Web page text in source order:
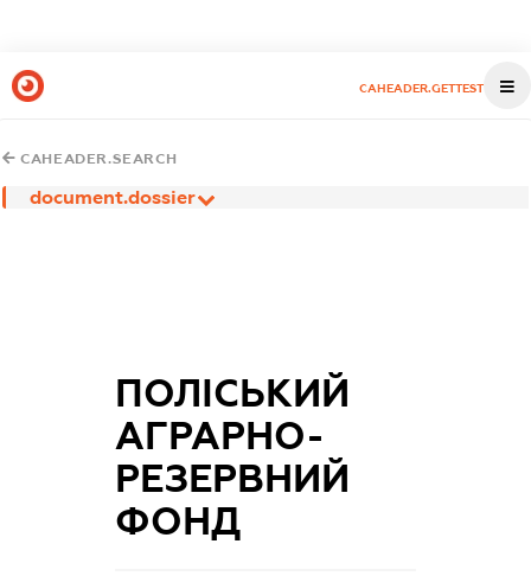
CAHEADER.GETTEST
CAHEADER.SEARCH
document.dossier
ПОЛІСЬКИЙ
АГРАРНО-
РЕЗЕРВНИЙ
ФОНД